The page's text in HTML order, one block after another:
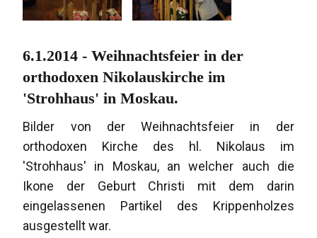
6.1.2014 - Weihnachtsfeier in der
orthodoxen Nikolauskirche im
'Strohhaus' in Moskau.
Bilder von der Weihnachtsfeier in der
orthodoxen Kirche des hl. Nikolaus im
'Strohhaus' in Moskau, an welcher auch die
Ikone der Geburt Christi mit dem darin
eingelassenen Partikel des Krippenholzes
ausgestellt war.